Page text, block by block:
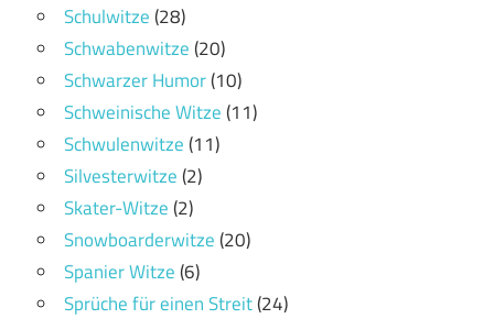
Schulwitze(28)
Schwabenwitze(20)
Schwarzer Humor(10)
Schweinische Witze(11)
Schwulenwitze(11)
Silvesterwitze(2)
Skater-Witze(2)
Snowboarderwitze(20)
Spanier Witze(6)
Sprüche für einen Streit(24)